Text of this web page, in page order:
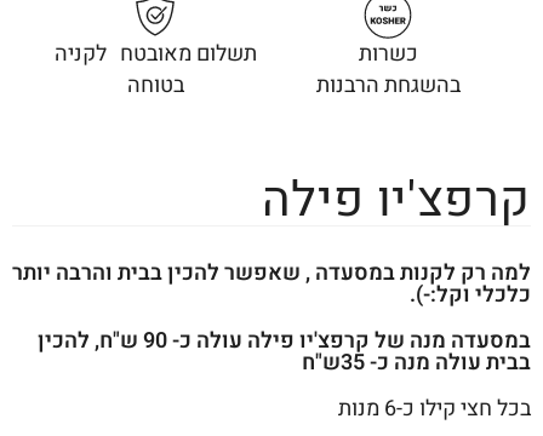
קרפצ'יו פילה
למה רק לקנות במסעדה , שאפשר להכין בבית והרבה יותר
כלכלי וקל:-).
במסעדה מנה של קרפצ'יו פילה עולה כ- 90 ש"ח, להכין
בבית עולה מנה כ- 35ש"ח
בכל חצי קילו כ-6 מנות
כשרות
בהשגחת הרבנות
תשלום מאובטח לקניה
בטוחה